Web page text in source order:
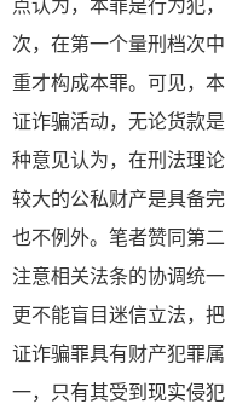
点认为，本罪是行为犯
次，在第一个量刑档次
重才构成本罪。可见，
证诈骗活动，无论货款
种意见认为，在刑法理
较大的公私财产是具备
也不例外。笔者赞同第
注意相关法条的协调统
更不能盲目迷信立法，
证诈骗罪具有财产犯罪
一，只有其受到现实侵